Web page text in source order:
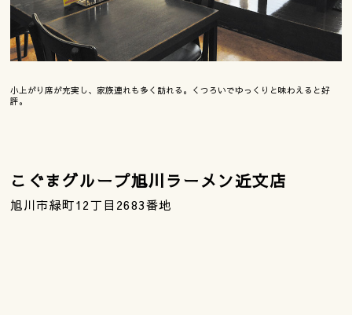
小上がり席が充実し、家族連れも多く訪れる。くつろいでゆっくりと味わえると好
評。
こぐまグループ旭川ラーメン近文店
旭川市緑町12丁目2683番地